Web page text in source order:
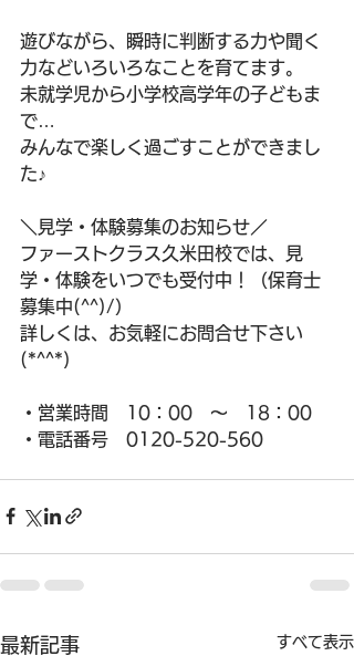
遊びながら、瞬時に判断する力や聞く
力などいろいろなことを育てます。
未就学児から小学校高学年の子どもま
で…
みんなで楽しく過ごすことができまし
た♪
＼見学・体験募集のお知らせ／
ファーストクラス久米田校では、見
学・体験をいつでも受付中！（保育士
募集中(^^)/）
詳しくは、お気軽にお問合せ下さい
(*^^*)
・営業時間　10：00　～　18：00
・電話番号　0120-520-560
最新記事 すべて表示